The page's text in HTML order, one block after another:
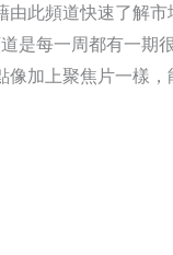
此頻道快速了解
是每一周都有一期
加上聚焦片一樣